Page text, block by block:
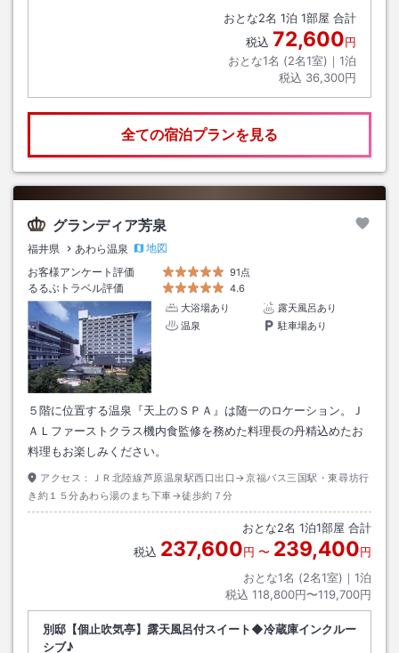
おとな2名 1泊 1部屋 合計
税込 72,600円
おとな1名 (2名1室)｜ 1泊
税込 36,300円
全ての宿泊プランを見る
グランディア芳泉
福井県 あわら温泉
地図
お客様アンケート評価
91点
るるぶトラベル評価
4.6
大浴場あり
露天風呂あり
温泉
駐車場あり
５階に位置する温泉『天上のＳＰＡ』は随一のロケーション。Ｊ
ＡＬファーストクラス機内食監修を務めた料理長の丹精込めたお
料理もお楽しみください。
アクセス：
ＪＲ北陸線芦原温泉駅西口出口→京福バス三国駅・東尋坊行
き約１５分あわら湯のまち下車→徒歩約７分
おとな2名 1泊1部屋 合計
税込 237,600円 〜 239,400円
おとな1名 (2名1室)｜ 1泊
税込 118,800円〜119,700円
別邸【個止吹気亭】露天風呂付スイート◆冷蔵庫インクルー
シブ♪